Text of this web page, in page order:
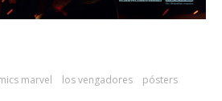
marvel los vengadores
pósters